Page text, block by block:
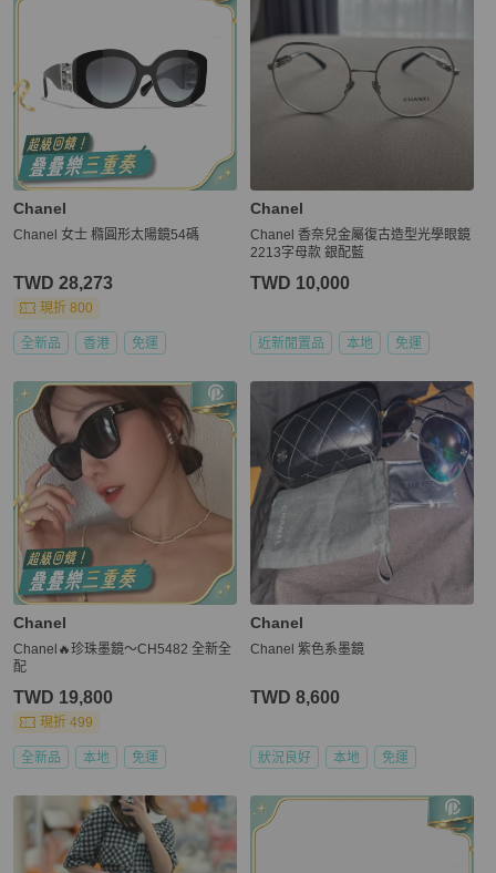
Chanel
Chanel 女士 橢圓形太陽鏡54碼
TWD 28,273
現折 800
全新品 香港 免運
Chanel
Chanel 香奈兒金屬復古造型光學眼鏡
2213字母款 銀配藍
TWD 10,000
近新閒置品 本地 免運
Chanel
Chanel🔥珍珠墨鏡～CH5482 全新全
配
TWD 19,800
現折 499
全新品 本地 免運
Chanel
Chanel 紫色系墨鏡
TWD 8,600
狀況良好 本地 免運